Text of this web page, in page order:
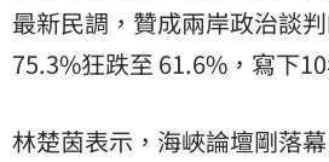
最新民調，贊成兩岸政治談
75.3%狂跌至 61.6%，寫下10
林楚茵表示，海峽論壇剛落